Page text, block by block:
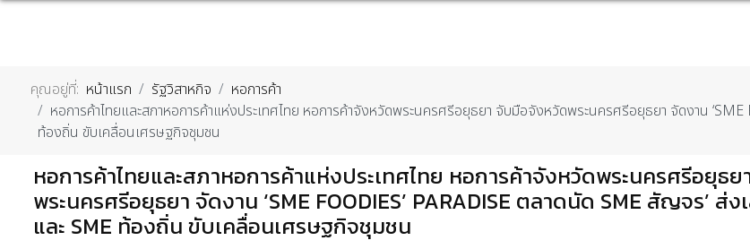
คุณอยู่ที่: หน้าแรก รัฐวิสาหกิจ
หอการค้า
หอการค้าไทยและสภาหอการค้าแห่งประเทศไทย หอการค้าจังหวัดพระนครศรีอยุธยา จับมือจังหวัดพระนครศรีอยุธยา จัดงาน
ท้องถิ่น ขับเคลื่อนเศรษฐกิจชุมชน
หอการค้าไทยและสภาหอการค้าแห่งประเทศไทย หอการค้าจังหวัดพระนครศรีอยุธ
พระนครศรีอยุธยา จัดงาน ‘SME FOODIES’ PARADISE ตลาดนัด SME สัญจร’ ส่
และ SME ท้องถิ่น ขับเคลื่อนเศรษฐกิจชุมชน